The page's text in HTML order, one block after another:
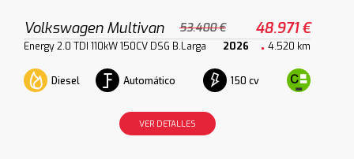
Volkswagen Multivan 53.400 € 48.971 €
Energy 2.0 TDI 110kW 150CV DSG B.Larga 2026 4.520 km
Diesel Automático 150 cv
VER DETALLES